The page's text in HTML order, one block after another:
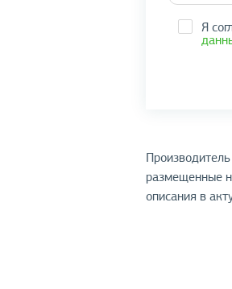
Я
размещенные
описания в